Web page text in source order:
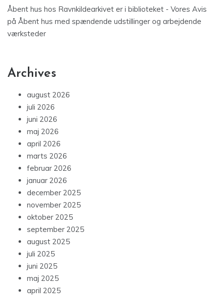
Åbent hus hos Ravnkildearkivet er i biblioteket - Vores Avis
på Åbent hus med spændende udstillinger og arbejdende
værksteder
Archives
august 2026
juli 2026
juni 2026
maj 2026
april 2026
marts 2026
februar 2026
januar 2026
december 2025
november 2025
oktober 2025
september 2025
august 2025
juli 2025
juni 2025
maj 2025
april 2025